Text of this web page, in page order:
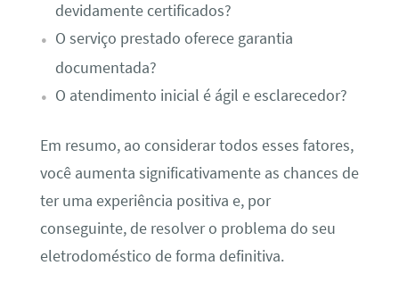
devidamente certificados?
O serviço prestado oferece garantia
documentada?
O atendimento inicial é ágil e esclarecedor?
Em resumo, ao considerar todos esses fatores,
você aumenta significativamente as chances de
ter uma experiência positiva e, por
conseguinte, de resolver o problema do seu
eletrodoméstico de forma definitiva.